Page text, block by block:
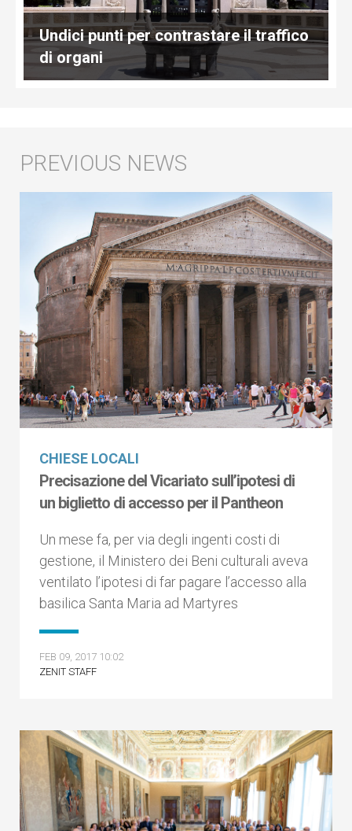
Undici punti per contrastare il traffico
di organi
CHIESE LOCALI
Precisazione del Vicariato sull’ipotesi di
un biglietto di accesso per il Pantheon
Un mese fa, per via degli ingenti costi di
gestione, il Ministero dei Beni culturali aveva
ventilato l’ipotesi di far pagare l’accesso alla
basilica Santa Maria ad Martyres
FEB 09, 2017 10:02
ZENIT STAFF